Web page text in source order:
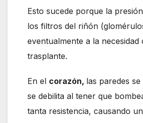
Esto sucede porque la
los filtros del riñón
eventualmente a la necesidad
trasplante.
En el corazón, las paredes
se debilita al tener que
tanta resistencia, causando